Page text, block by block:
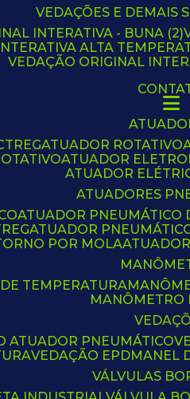
VEDAÇÕES E DEMAIS
INTERATIVA - BUNA (2)
ALTA
VEDAÇÃO ORIGINAL
ATUADOR ROTATIVO
ATUADOR
ATUADOR
ATUADORES
ATUADOR PNEUMÁTICO
ATUADOR
POR MOLA
DE TEMPERATURA
ATUADOR PNEUMÁTICO
VEDAÇÃO EPDM ANEL
VÁLVULAS